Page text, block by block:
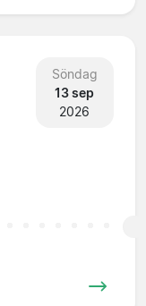
Söndag
13 sep
2026